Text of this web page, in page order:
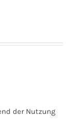
der Nutzung